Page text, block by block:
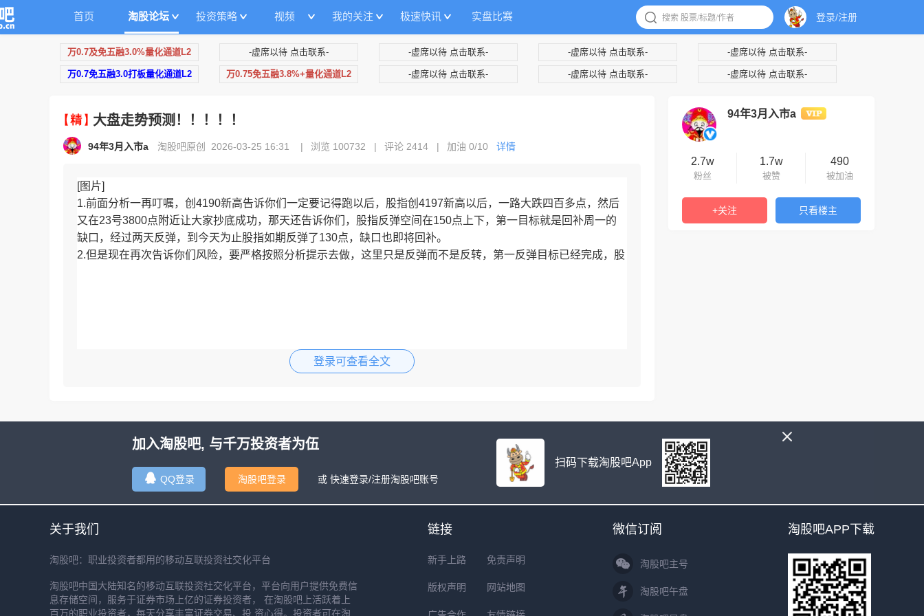
首页 淘股论坛 投资策略 视频 我的关注 极速快讯 实盘比赛 登录/注册
94年3月入市a
2.7w
粉丝
1.7w
被赞
490
被加油
+关注 只看楼主
万0.7及免五融3.0%量化通道L2 -虚席以待 点击联系- -虚席以待 点击联系- -虚席以待 点击联系- -虚席以待 点击联系-
万0.7免五融3.0打板量化通道L2 万0.75免五融3.8%+量化通道L2 -虚席以待 点击联系- -虚席以待 点击联系- -虚席以待 点击联系-
大盘走势预测！！！！！
94年3月入市a 淘股吧原创 2026-03-25 16:31 | 浏览 100732 | 评论 2414 | 加油 0/10 详情
[图片]
1.前面分析一再叮嘱，创4190新高告诉你们一定要记得跑以后，股指创4197新高以后，一路大跌四百多点，然后
又在23号3800点附近让大家抄底成功，那天还告诉你们，股指反弹空间在150点上下，第一目标就是回补周一的
缺口，经过两天反弹，到今天为止股指如期反弹了130点，缺口也即将回补。
2.但是现在再次告诉你们风险，要严格按照分析提示去做，这里只是反弹而不是反转，第一反弹目标已经完成，股
登录可查看全文
加入淘股吧, 与千万投资者为伍
QQ登录 淘股吧登录 或 快速登录/注册淘股吧账号
扫码下载淘股吧App
关于我们
淘股吧：职业投资者都用的移动互联投资社交化平台
淘股吧中国大陆知名的移动互联投资社交化平台，平台向用户提供免费信
息存储空间，服务于证券市场上亿的证券投资者， 在淘股吧上活跃着上
百万的职业投资者，每天分享丰富证券交易、投 资心得。投资者可在淘
链接
新手上路 免责声明
版权声明 网站地图
微信订阅
淘股吧主号
淘股吧午盘
淘股吧APP下载